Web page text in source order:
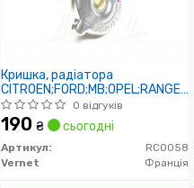
Кришка, радіатора
(пр-во Vernet)0 відгуків
190 ₴ сьогодні
Артикул:
RC0058
Vernet
Франція